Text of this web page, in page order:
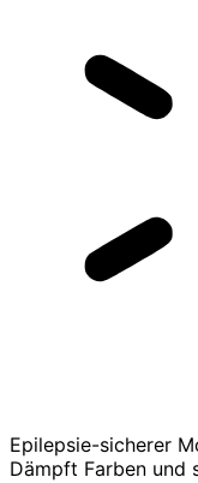
Epilepsie-sicherer
Dämpft Farben und